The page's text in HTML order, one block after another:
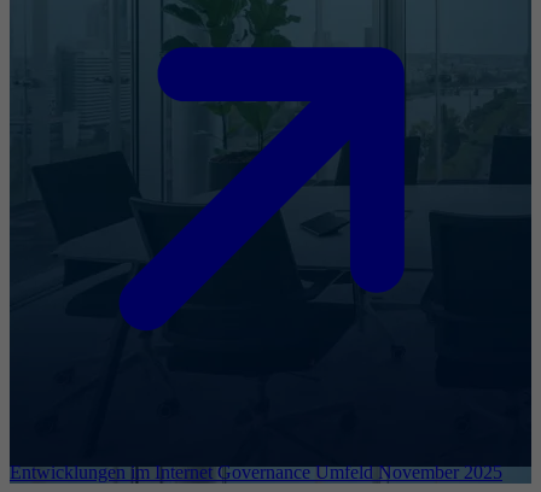
Entwicklungen im Internet Governance Umfeld November 2025